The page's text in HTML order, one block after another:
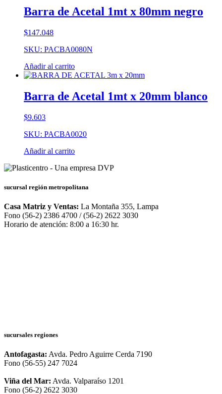
Barra de Acetal 1mt x 80mm negro
$147.048
SKU: PACBA0080N
Añadir al carrito
Barra de Acetal 1mt x 20mm blanco
$9.603
SKU: PACBA0020
Añadir al carrito
sucursal región metropolitana
Casa Matriz y Ventas: La Montaña 355, Lampa
Fono (56-2) 2386 4700 / (56-2) 2622 3030
Horario de atención: 8:00 a 16:30 hr.
sucursales regiones
Antofagasta: Avda. Pedro Aguirre Cerda 7190
Fono (56-55) 247 7024
Viña del Mar: Avda. Valparaíso 1201
Fono (56-2) 2622 3030